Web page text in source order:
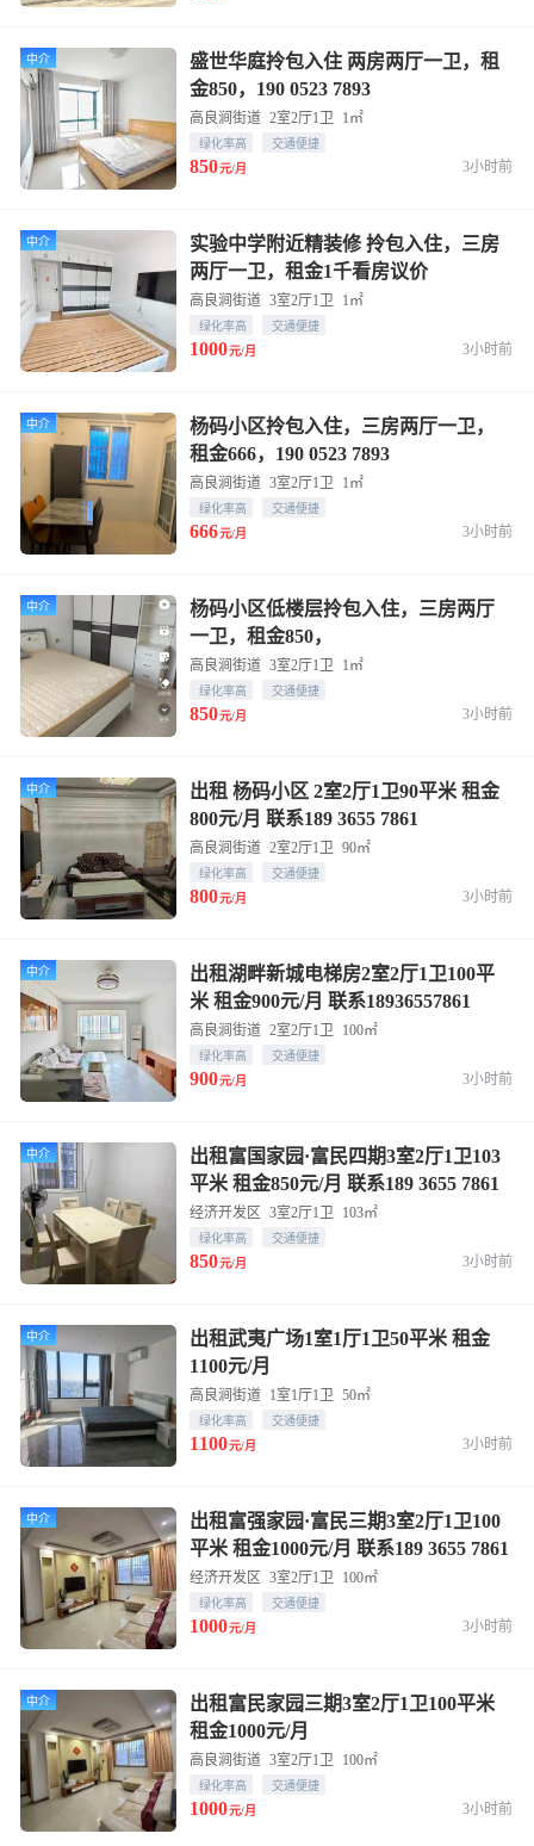
中介
盛世华庭拎包入住 两房两厅一卫，租
金850，190 0523 7893
高良涧街道 2室2厅1卫 1㎡
绿化率高 交通便捷
850元/月 3小时前
中介
实验中学附近精装修 拎包入住，三房
两厅一卫，租金1千看房议价
高良涧街道 3室2厅1卫 1㎡
绿化率高 交通便捷
1000元/月 3小时前
中介
杨码小区拎包入住，三房两厅一卫，
租金666，190 0523 7893
高良涧街道 3室2厅1卫 1㎡
绿化率高 交通便捷
666元/月 3小时前
中介
杨码小区低楼层拎包入住，三房两厅
一卫，租金850，
高良涧街道 3室2厅1卫 1㎡
绿化率高 交通便捷
850元/月 3小时前
中介
出租 杨码小区 2室2厅1卫90平米 租金
800元/月 联系189 3655 7861
高良涧街道 2室2厅1卫 90㎡
绿化率高 交通便捷
800元/月 3小时前
中介
出租湖畔新城电梯房2室2厅1卫100平
米 租金900元/月 联系18936557861
高良涧街道 2室2厅1卫 100㎡
绿化率高 交通便捷
900元/月 3小时前
中介
出租富国家园·富民四期3室2厅1卫103
平米 租金850元/月 联系189 3655 7861
经济开发区 3室2厅1卫 103㎡
绿化率高 交通便捷
850元/月 3小时前
中介
出租武夷广场1室1厅1卫50平米 租金
1100元/月
高良涧街道 1室1厅1卫 50㎡
绿化率高 交通便捷
1100元/月 3小时前
中介
出租富强家园·富民三期3室2厅1卫100
平米 租金1000元/月 联系189 3655 7861
经济开发区 3室2厅1卫 100㎡
绿化率高 交通便捷
1000元/月 3小时前
中介
出租富民家园三期3室2厅1卫100平米
租金1000元/月
高良涧街道 3室2厅1卫 100㎡
绿化率高 交通便捷
1000元/月 3小时前